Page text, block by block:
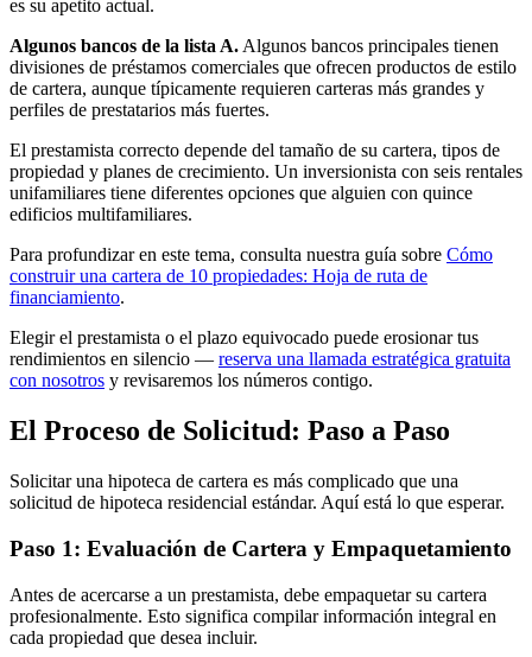
es su apetito actual.
Algunos bancos de la lista A. Algunos bancos principales tienen
divisiones de préstamos comerciales que ofrecen productos de estilo
de cartera, aunque típicamente requieren carteras más grandes y
perfiles de prestatarios más fuertes.
El prestamista correcto depende del tamaño de su cartera, tipos de
propiedad y planes de crecimiento. Un inversionista con seis rentales
unifamiliares tiene diferentes opciones que alguien con quince
edificios multifamiliares.
Para profundizar en este tema, consulta nuestra guía sobre Cómo
construir una cartera de 10 propiedades: Hoja de ruta de
financiamiento.
Elegir el prestamista o el plazo equivocado puede erosionar tus
rendimientos en silencio — reserva una llamada estratégica gratuita
con nosotros y revisaremos los números contigo.
El Proceso de Solicitud: Paso a Paso
Solicitar una hipoteca de cartera es más complicado que una
solicitud de hipoteca residencial estándar. Aquí está lo que esperar.
Paso 1: Evaluación de Cartera y Empaquetamiento
Antes de acercarse a un prestamista, debe empaquetar su cartera
profesionalmente. Esto significa compilar información integral en
cada propiedad que desea incluir.